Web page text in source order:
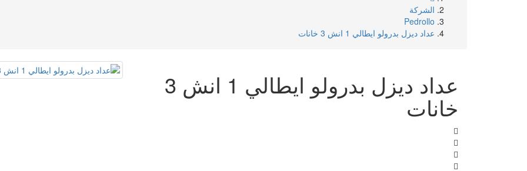
الشركة
Pedrollo
عداد ديزل بدرولو ايطالي 1 انش 3 خانات
عداد ديزل بدرولو ايطالي 1 انش 3
خانات